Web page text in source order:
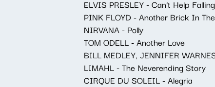
ELVIS PRESLEY - Can't Help
PINK FLOYD - Another Brick In
NIRVANA - Polly
TOM ODELL - Another Love
BILL MEDLEY, JENNIFER
LIMAHL - The Neverending Story
CIRQUE DU SOLEIL - Alegria